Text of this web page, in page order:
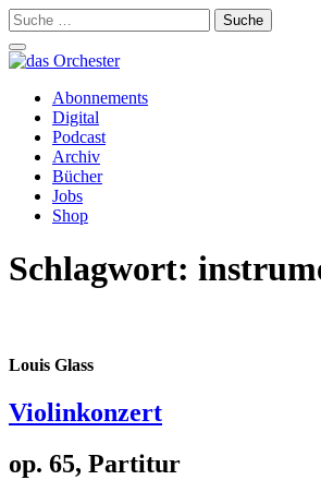
Suche
nach:
Schalte
Navigation
Zum
Inhalt
springen
Abonnements
Digital
Podcast
Archiv
Bücher
Jobs
Shop
Schlagwort:
Louis Glass
Violinkonzert
op. 65, Partitur